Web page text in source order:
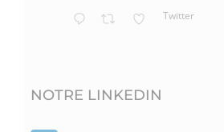
Twitter
NOTRE LINKEDIN